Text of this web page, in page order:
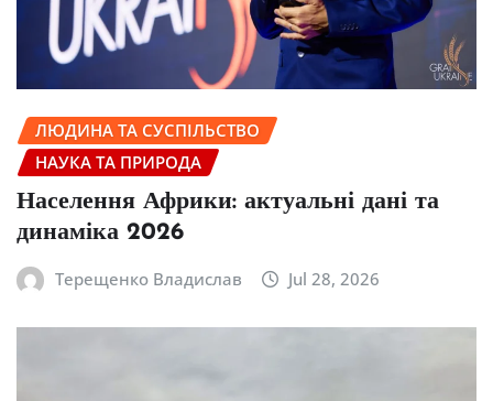
ЛЮДИНА ТА СУСПІЛЬСТВО
НАУКА ТА ПРИРОДА
Населення Африки: актуальні дані та
динаміка 2026
Терещенко Владислав Jul 28, 2026